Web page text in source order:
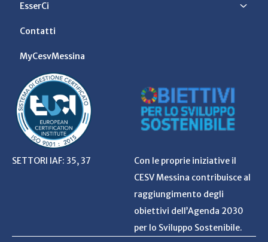
EsserCi
Contatti
MyCesvMessina
SETTORI IAF: 35, 37
Con le proprie iniziative il
CESV Messina contribuisce al
raggiungimento degli
obiettivi dell’Agenda 2030
per lo Sviluppo Sostenibile.